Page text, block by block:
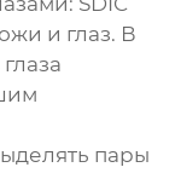
и глаз. В
пары